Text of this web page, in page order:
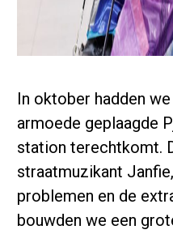
In oktober hadden
armoede geplaagde
station terechtkomt.
straatmuzikant
problemen en de
bouwden we een